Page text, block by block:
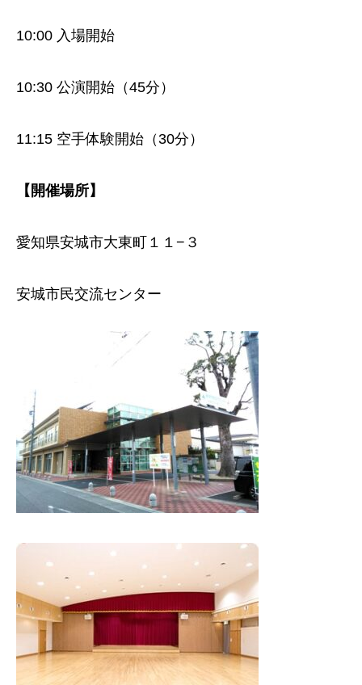
10:00 入場開始
10:30 公演開始（45分）
11:15 空手体験開始（30分）
【開催場所】
愛知県安城市大東町１１−３
安城市民交流センター